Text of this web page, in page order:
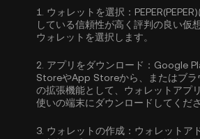
1. ウォレットを選択：
している信頼性が高く評判の良い仮
ウォレットを選択します。
2. アプリをダウンロード： Google
StoreやApp Storeから、またはブラ
の拡張機能として、ウォレットアプ
使いの端末にダウンロードしてくださ
3. ウォレットの作成： ウォレットア